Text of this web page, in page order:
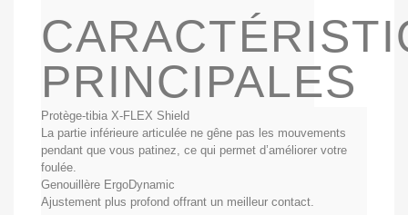
PRINCIPALES
Protège-tibia X-FLEX Shield
La partie inférieure articulée ne gêne pas les mouvements
pendant que vous patinez, ce qui permet d’améliorer votre
foulée.
Genouillère ErgoDynamic
Ajustement plus profond offrant un meilleur contact.